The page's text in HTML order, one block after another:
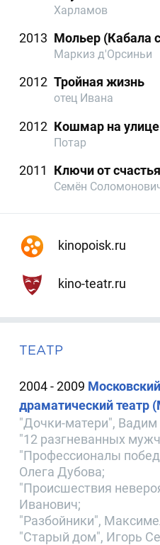
Харламов
2013 Мольер (Кабала
Маркиз д'Орсиньи
2012 Тройная жизнь
отец Ивана
2012 Кошмар на
Потар
2011 Ключи от
Семён
kinopoisk.ru
kino-teatr.ru
ТЕАТР
2004 - 2009
драматический театр
"Дочки-матери", Вадим
"12 разгневанных
"Профессионалы
Олега Дубова;
"Происшествия
Иванович;
"Разбойники",
"Старый дом", Игорь